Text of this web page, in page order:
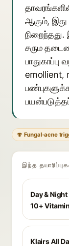
ஆகும், இது
சரும
பாதுகாப்பு
emollient,
🍄 Fungal-acne
இந்த
Day &
10+
Klairs All